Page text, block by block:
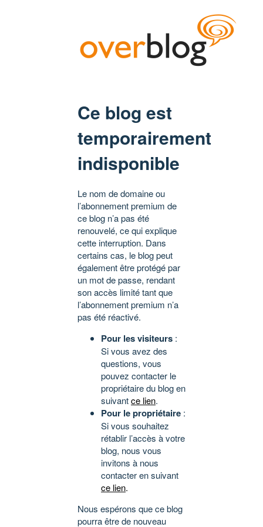
Ce blog est
temporairement
indisponible
Le nom de domaine ou
l’abonnement premium de
ce blog n’a pas été
renouvelé, ce qui explique
cette interruption. Dans
certains cas, le blog peut
également être protégé par
un mot de passe, rendant
son accès limité tant que
l’abonnement premium n’a
pas été réactivé.
Pour les visiteurs :
Si vous avez des
questions, vous
pouvez contacter le
propriétaire du blog en
suivantce lien.
Pour le propriétaire :
Si vous souhaitez
rétablir l’accès à votre
blog, nous vous
invitons à nous
contacter en suivant
ce lien.
Nous espérons que ce blog
pourra être de nouveau